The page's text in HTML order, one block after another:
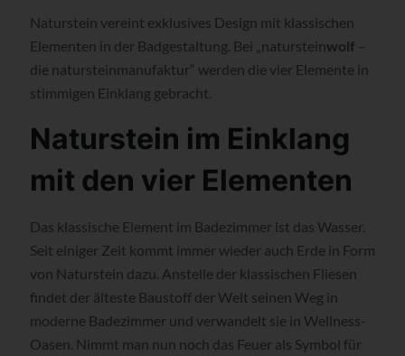
Naturstein vereint exklusives Design mit klassischen
Elementen in der Badgestaltung. Bei „natursteinwolf –
die natursteinmanufaktur“ werden die vier Elemente in
stimmigen Einklang gebracht.
Naturstein im Einklang
mit den vier Elementen
Das klassische Element im Badezimmer ist das Wasser.
Seit einiger Zeit kommt immer wieder auch Erde in Form
von Naturstein dazu. Anstelle der klassischen Fliesen
findet der älteste Baustoff der Welt seinen Weg in
moderne Badezimmer und verwandelt sie in Wellness-
Oasen. Nimmt man nun noch das Feuer als Symbol für